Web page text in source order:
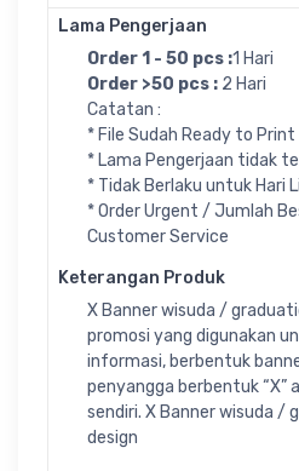
Lama Pengerjaan
Order 1 - 50 pcs :1 Hari
Order >50 pcs : 2 Hari
Catatan :
* File Sudah Ready to Print
* Lama Pengerjaan tidak
* Tidak Berlaku untuk Hari
* Order Urgent / Jumlah
Customer Service
Keterangan Produk
X Banner wisuda /
promosi yang digunakan
informasi, berbentuk
penyangga berbentuk “X”
sendiri. X Banner wisuda /
design